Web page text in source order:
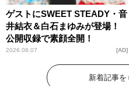
ゲストにSWEET STEADY・音
井結衣＆白石まゆみが登場！
公開収録で素顔全開！
2026.08.07 AD
新着記事を